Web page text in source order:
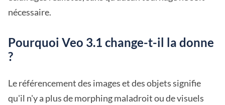
nécessaire.
Pourquoi Veo 3.1 change-t-il la donne
?
Le référencement des images et des objets signifie
qu'il n'y a plus de morphing maladroit ou de visuels